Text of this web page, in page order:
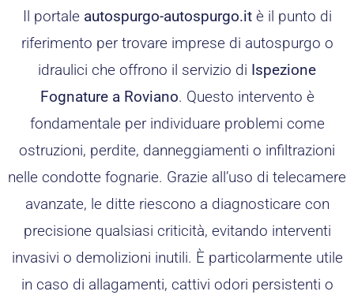
Il portale autospurgo-autospurgo.itè il punto di
riferimento per trovare imprese di autospurgo o
idraulici che offrono il servizio di Ispezione
Fognature a Roviano. Questo intervento è
fondamentale per individuare problemi come
ostruzioni, perdite, danneggiamenti o infiltrazioni
nelle condotte fognarie. Grazie all’uso di telecamere
avanzate, le ditte riescono a diagnosticare con
precisione qualsiasi criticità, evitando interventi
invasivi o demolizioni inutili. È particolarmente utile
in caso di allagamenti, cattivi odori persistenti o